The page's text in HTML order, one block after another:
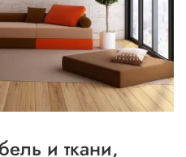
и ткани,